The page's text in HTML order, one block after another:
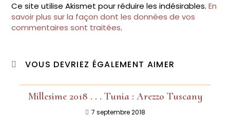
Ce site utilise Akismet pour réduire les indésirables.En
savoir plus sur la façon dont les données de vos
commentaires sont traitées.
VOUS DEVRIEZ ÉGALEMENT AIMER
Millesime 2018 . . . Tunia : Arezzo Tuscany
7 septembre 2018